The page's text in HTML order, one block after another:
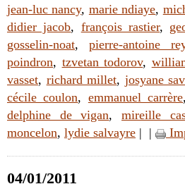
jean-luc nancy, marie ndiaye,
didier jacob, françois rastier,
gosselin-noat, pierre-antoine
poindron, tzvetan todorov,
vasset, richard millet, josyane
cécile coulon, emmanuel carrère
delphine de vigan,mireille
moncelon, lydie salvayre | |
04/01/2011